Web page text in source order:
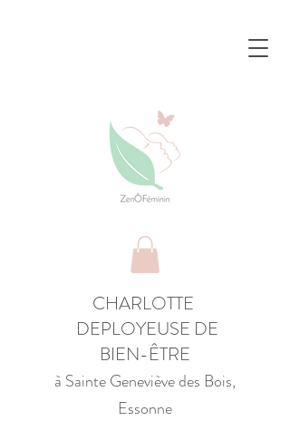
CHARLOTTE
DEPLOYEUSE DE
BIEN-ÊTRE
à Sainte Geneviève des Bois,
Essonne